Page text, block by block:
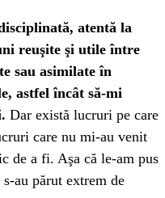
atentă la
reuşite şi utile între
sau asimilate în
astfel încât să-mi
Dar există lucruri pe care
care nu mi-au venit
de a fi. Aşa că le-am pus
au părut extrem de